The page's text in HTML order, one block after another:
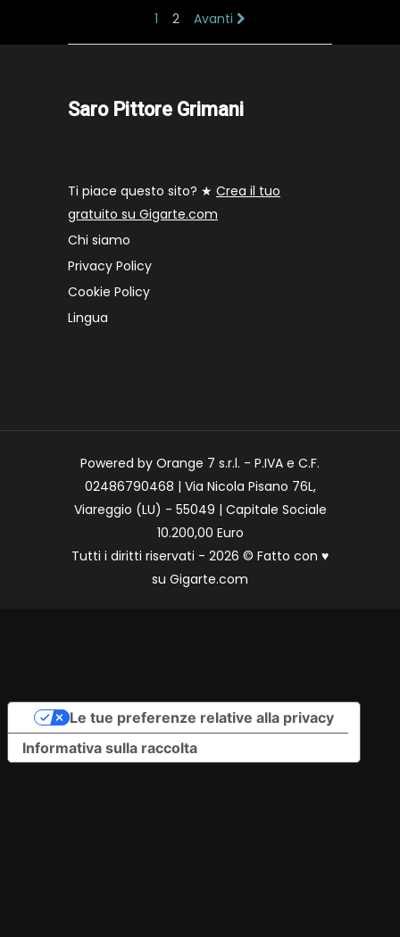
1 2 Avanti
Saro Pittore Grimani
Ti piace questo sito? ★ Crea il tuo
gratuito su Gigarte.com
Chi siamo
Privacy Policy
Cookie Policy
Lingua
Powered by Orange 7 s.r.l. - P.IVA e C.F.
02486790468 | Via Nicola Pisano 76L,
Viareggio (LU) - 55049 | Capitale Sociale
10.200,00 Euro
Tutti i diritti riservati - 2026 © Fatto con ♥
su Gigarte.com
Informativa sulla raccolta
Le tue preferenze relative alla privacy